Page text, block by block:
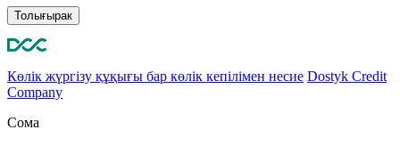
Толығырак
Көлік жүргізу құқығы бар көлік кепілімен несие Dostyk Credit
Company
Сома